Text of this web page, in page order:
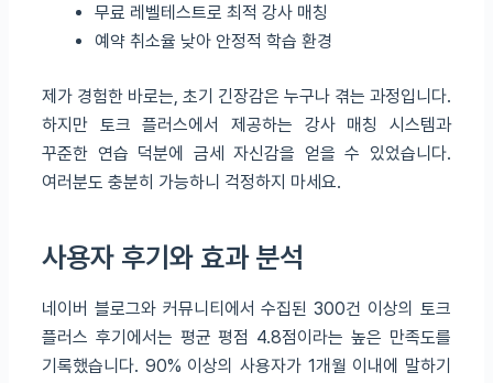
무료 레벨테스트로 최적 강사 매칭
예약 취소율 낮아 안정적 학습 환경
제가 경험한 바로는, 초기 긴장감은 누구나 겪는 과정입니다.
하지만 토크 플러스에서 제공하는 강사 매칭 시스템과
꾸준한 연습 덕분에 금세 자신감을 얻을 수 있었습니다.
여러분도 충분히 가능하니 걱정하지 마세요.
사용자 후기와 효과 분석
네이버 블로그와 커뮤니티에서 수집된 300건 이상의 토크
플러스 후기에서는 평균 평점 4.8점이라는 높은 만족도를
기록했습니다. 90% 이상의 사용자가 1개월 이내에 말하기